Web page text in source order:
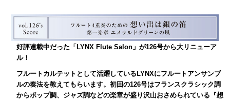
好評連載中だった「LYNX Flute Salon」が126号から大リニューア
ル！
フルートカルテットとして活躍しているLYNXにフルートアンサンブ
ルの奏法を教えてもらいます。初回の126号はフランスクラシック調
からポップ調、ジャズ調などの楽章が盛り沢山おさめられている『想